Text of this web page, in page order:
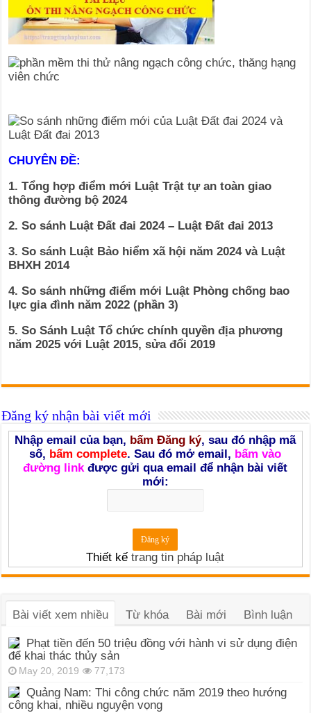
CHUYÊN ĐỀ:
1. Tổng hợp điểm mới Luật Trật tự an toàn giao
thông đường bộ 2024
2. So sánh Luật Đất đai 2024 – Luật Đất đai 2013
3. So sánh Luật Bảo hiểm xã hội năm 2024 và Luật
BHXH 2014
4. So sánh những điểm mới Luật Phòng chống bao
lực gia đình năm 2022 (phần 3)
5. So Sánh Luật Tổ chức chính quyền địa phương
năm 2025 với Luật 2015, sửa đổi 2019
Đăng ký nhận bài viết mới
Nhập email của bạn, bấm Đăng ký, sau đó nhập mã
số, bấm complete. Sau đó mở email, bấm vào
đường linkđược gửi qua email để nhận bài viết
mới:
Thiết kếtrang tin pháp luật
Bài viết xem nhiều Từ khóa Bài mới Bình luận
Phạt tiền đến 50 triệu đồng với hành vi sử dụng điện
để khai thác thủy sản
May 20, 2019 77,173
Quảng Nam: Thi công chức năm 2019 theo hướng
công khai, nhiều nguyện vọng